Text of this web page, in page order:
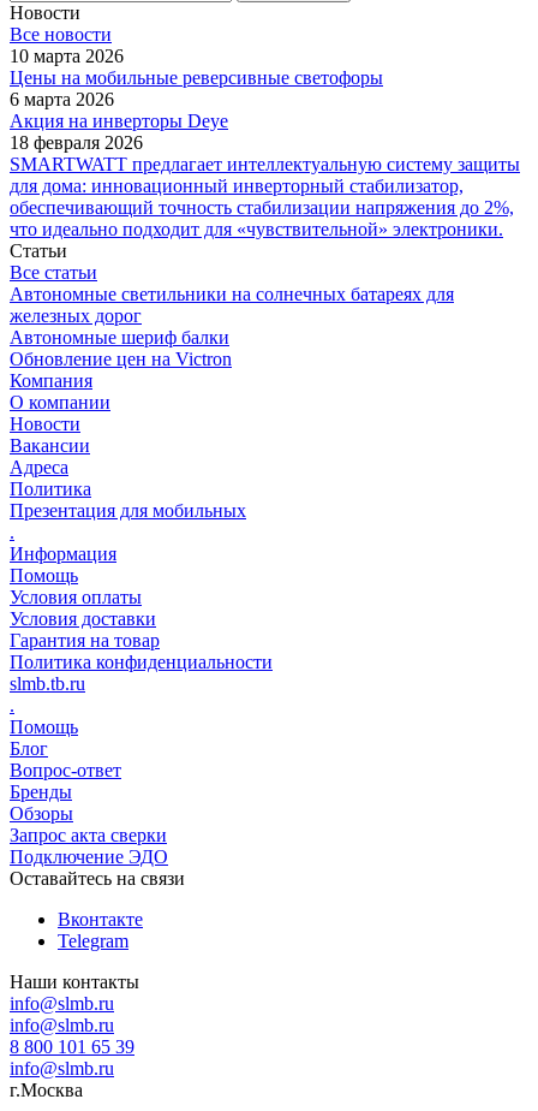
Новости
Все новости
10 марта 2026
Цены на мобильные реверсивные светофоры
6 марта 2026
Акция на инверторы Deye
18 февраля 2026
SMARTWATT предлагает интеллектуальную систему защиты
для дома: инновационный инверторный стабилизатор,
обеспечивающий точность стабилизации напряжения до 2%,
что идеально подходит для «чувствительной» электроники.
Статьи
Все статьи
Автономные светильники на солнечных батареях для
железных дорог
Автономные шериф балки
Обновление цен на Victron
Компания
О компании
Новости
Вакансии
Адреса
Политика
Презентация для мобильных
.
Информация
Помощь
Условия оплаты
Условия доставки
Гарантия на товар
Политика конфиденциальности
slmb.tb.ru
.
Помощь
Блог
Вопрос-ответ
Бренды
Обзоры
Запрос акта сверки
Подключение ЭДО
Оставайтесь на связи
Вконтакте
Telegram
Наши контакты
info@slmb.ru
info@slmb.ru
8 800 101 65 39
info@slmb.ru
г.Москва